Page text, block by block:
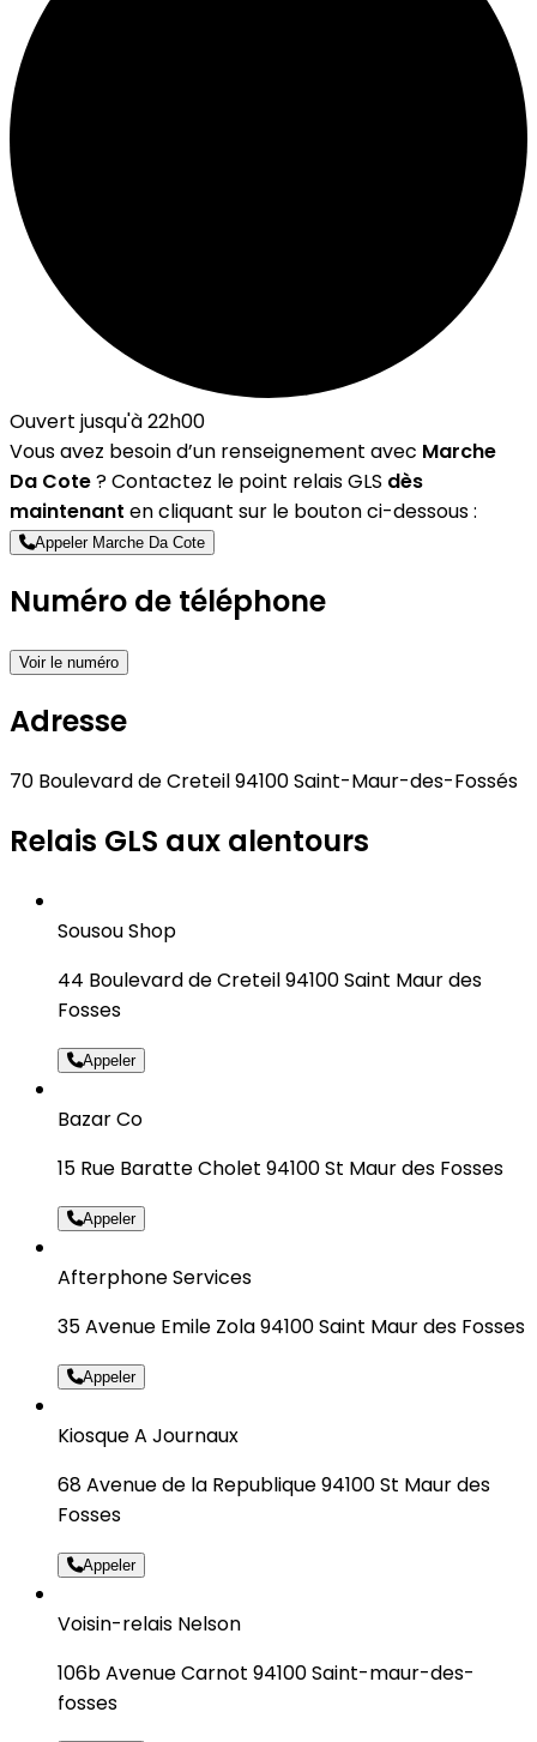
Ouvert jusqu'à 22h00
Vous avez besoin d’un renseignement avec Marche
Da Cote? Contactez le point relais GLS dès
maintenant en cliquant sur le bouton ci-dessous :
Appeler Marche Da Cote
Numéro de téléphone
Voir le numéro
Adresse
70 Boulevard de Creteil 94100 Saint-Maur-des-Fossés
Relais GLS aux alentours
Sousou Shop
44 Boulevard de Creteil 94100 Saint Maur des
Fosses
Appeler
Bazar Co
15 Rue Baratte Cholet 94100 St Maur des Fosses
Appeler
Afterphone Services
35 Avenue Emile Zola 94100 Saint Maur des Fosses
Appeler
Kiosque A Journaux
68 Avenue de la Republique 94100 St Maur des
Fosses
Appeler
Voisin-relais Nelson
106b Avenue Carnot 94100 Saint-maur-des-
fosses